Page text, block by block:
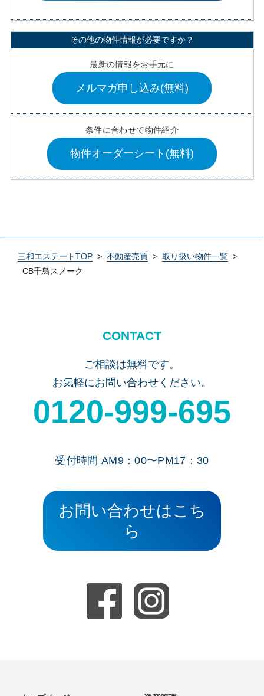
その他の物件情報が必要ですか？
最新の情報をお手元に
メルマガ申し込み(無料)
条件に合わせて物件紹介
物件オーダーシート(無料)
三和エステートTOP > 不動産売買 > 取り扱い物件一覧 >
CB千鳥スノーク
CONTACT
ご相談は無料です。
お気軽にお問い合わせください。
0120-999-695
受付時間 AM9：00〜PM17：30
お問い合わせはこち
ら